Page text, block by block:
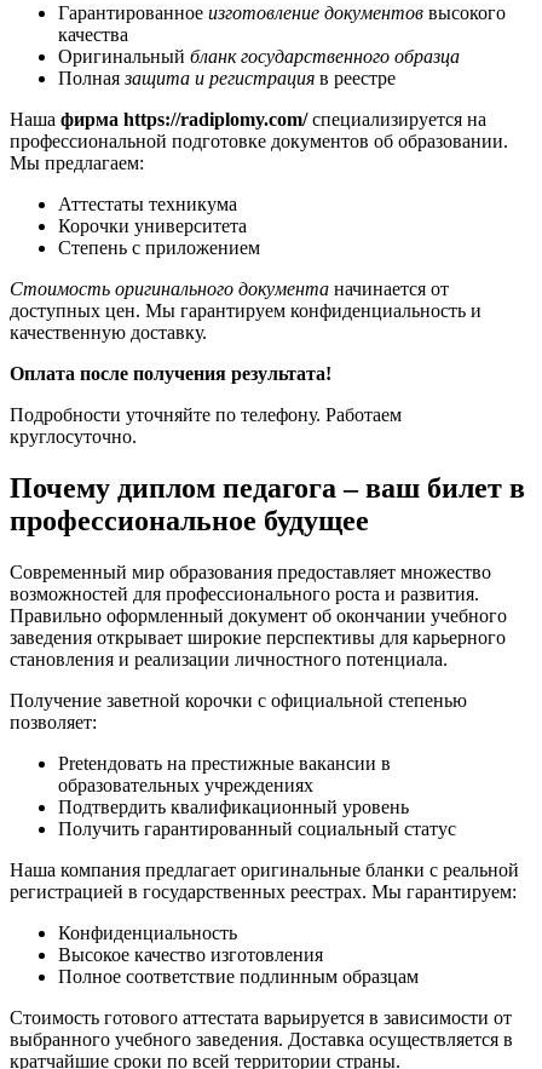
Гарантированное изготовление документов высокого
качества
Оригинальный бланк государственного образца
Полнаязащита и регистрация в реестре
Наша фирма https://radiplomy.com/специализируется на
профессиональной подготовке документов об образовании.
Мы предлагаем:
Аттестаты техникума
Корочки университета
Степень с приложением
Стоимость оригинального документа начинается от
доступных цен. Мы гарантируем конфиденциальность и
качественную доставку.
Оплата после получения результата!
Подробности уточняйте по телефону. Работаем
круглосуточно.
Почему диплом педагога – ваш билет в
профессиональное будущее
Современный мир образования предоставляет множество
возможностей для профессионального роста и развития.
Правильно оформленный документ об окончании учебного
заведения открывает широкие перспективы для карьерного
становления и реализации личностного потенциала.
Получение заветной корочки с официальной степенью
позволяет:
Pretендовать на престижные вакансии в
образовательных учреждениях
Подтвердить квалификационный уровень
Получить гарантированный социальный статус
Наша компания предлагает оригинальные бланки с реальной
регистрацией в государственных реестрах. Мы гарантируем:
Конфиденциальность
Высокое качество изготовления
Полное соответствие подлинным образцам
Стоимость готового аттестата варьируется в зависимости от
выбранного учебного заведения. Доставка осуществляется в
кратчайшие сроки по всей территории страны.